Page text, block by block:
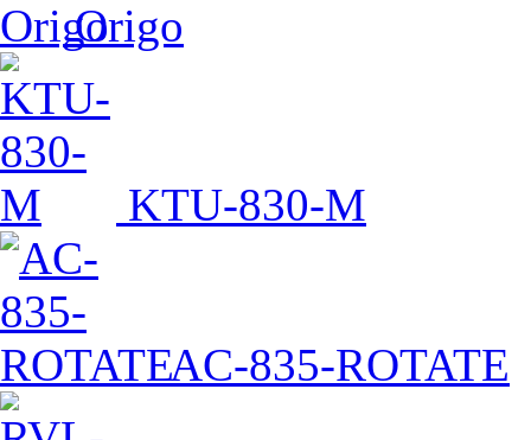
Origo
KTU-830-M
AC-835-ROTATE